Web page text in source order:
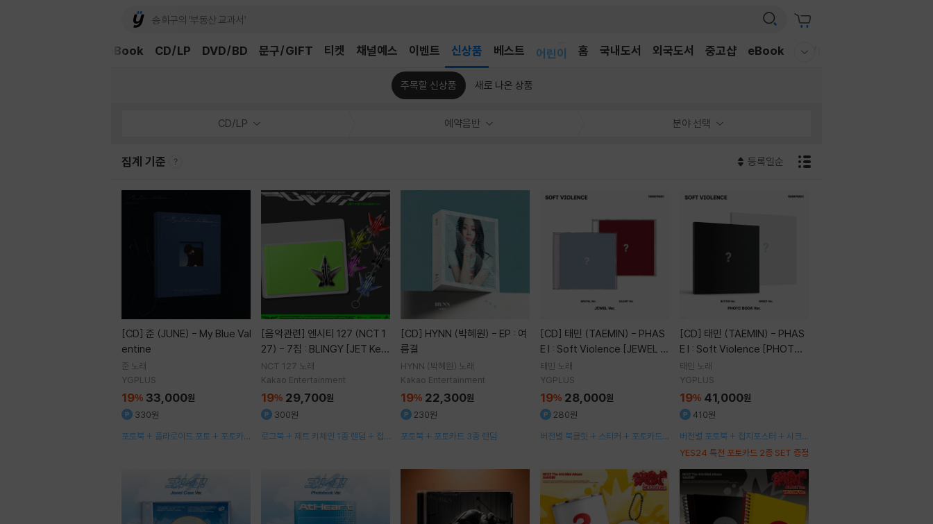
채널예스 이벤트 신상품 베스트
어린이
홈 국내도서 외국도서 중고샵 eBook CD/LP
eBook CD/LP DVD/BD 문구/GIFT 티켓
주목할 신상품 새로 나온 상품
CD/LP 예약음반 분야 선택
집계 기준 등록일순
[CD]
entine
준 노래
YGPLUS
19% 33,000원
330원
포토북 + 폴라로이드 포토 + 포토카드
[음악관련]
27) - 7집 : BLINGY [JET Key
chain Ver.](스마트앨범) [5종
중 1종 랜덤발송]
NCT 127 노래
Kakao Entertainment
19% 29,700원
300원
로그북 + 제트 키체인 1종 랜덤 + 접
[CD]
름결
HYNN (박혜원) 노래
Kakao Entertainment
19% 22,300원
230원
포토북 + 포토카드 3종 랜덤
[CD]
E I : Soft Violence [JEWEL V
er.][2종 SET]
태민 노래
YGPLUS
19% 28,000원
280원
버전별 북클릿 + 스티커 + 포토카드 1
[CD]
E I : Soft Violence [PHOTO
BOOK Ver.][2종 SET]
태민 노래
YGPLUS
YES24 특전 포토카드 2종 SET 증정
19% 41,000원
410원
버전별 포토북 + 접지포스터 + 시크릿
메시지 + 엽서 1종 랜덤 + 스티커팩 +